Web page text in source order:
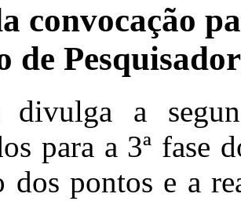
convocação
de
a
para a 3ª fase
dos pontos e a